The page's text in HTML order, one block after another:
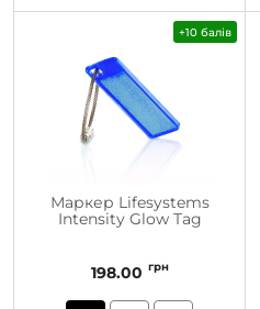
+10 балів
Маркер Lifesystems
Intensity Glow Tag
198.00 грн